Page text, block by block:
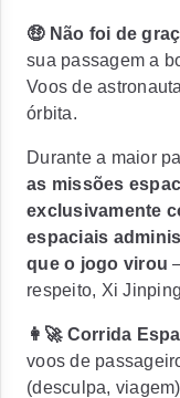
🤑 Não foi de
sua passagem a
Voos de
órbita.
Durante a maior
as missões
exclusivamente
espaciais
que o jogo virou
respeito, Xi
👩‍🚀 Corrida
voos de
(desculpa, viagem)